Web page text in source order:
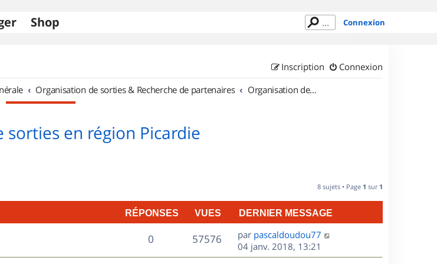
Shop Connexion
Connexion
Inscription
Organisation de sorties & Recherche de partenaires Organisation de sorties en région Picardie
sorties en région Picardie
8 sujets • Page 1 sur 1
RÉPONSES VUES DERNIER MESSAGE
0R
é
57576V
u
D
e
r
par pascaldoudou77
04 janv. 2018, 13:21